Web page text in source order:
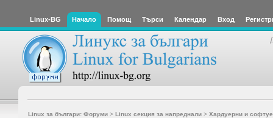
Linux-BG Начало Помощ Търси Календар Вход
Linux за българи: Форуми> Linux секция за напреднали> Хардуерни и